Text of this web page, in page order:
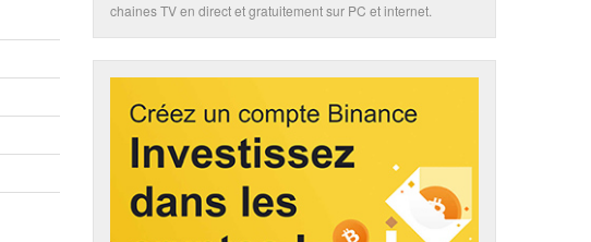
chaines TV en direct et gratuitement sur PC et internet.